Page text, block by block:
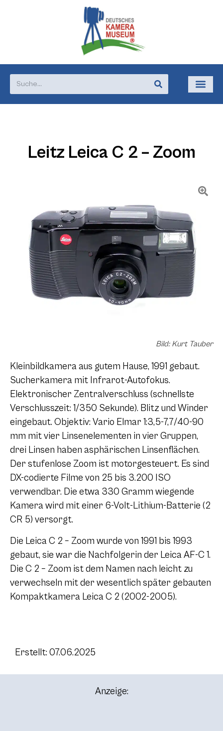
Leitz Leica C 2 – Zoom
Bild: Kurt Tauber
Kleinbildkamera aus gutem Hause, 1991 gebaut.
Sucherkamera mit Infrarot-Autofokus.
Elektronischer Zentralverschluss (schnellste
Verschlusszeit: 1/350 Sekunde). Blitz und Winder
eingebaut. Objektiv: Vario Elmar 1:3,5-7,7/40-90
mm mit vier Linsenelementen in vier Gruppen,
drei Linsen haben asphärischen Linsenflächen.
Der stufenlose Zoom ist motorgesteuert. Es sind
DX-codierte Filme von 25 bis 3.200 ISO
verwendbar. Die etwa 330 Gramm wiegende
Kamera wird mit einer 6-Volt-Lithium-Batterie (2
CR 5) versorgt.
Die Leica C 2 – Zoom wurde von 1991 bis 1993
gebaut, sie war die Nachfolgerin der Leica AF-C 1.
Die C 2 – Zoom ist dem Namen nach leicht zu
verwechseln mit der wesentlich später gebauten
Kompaktkamera Leica C 2 (2002-2005).
Erstellt: 07.06.2025
Anzeige: